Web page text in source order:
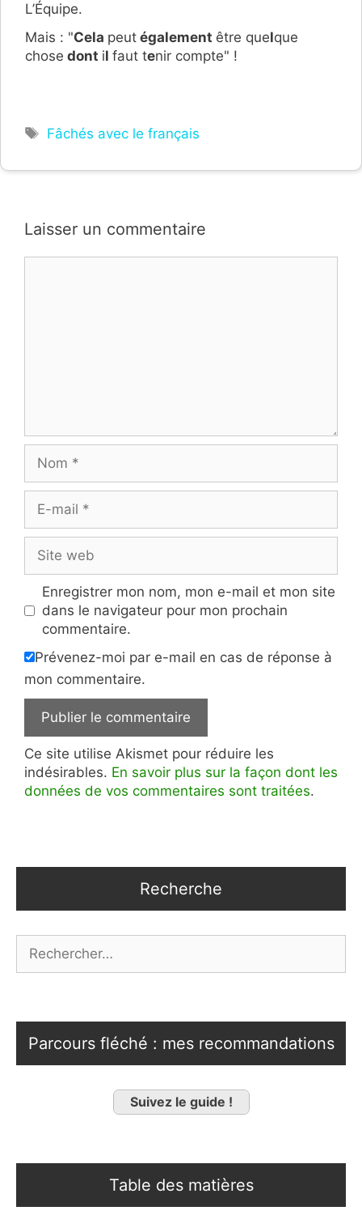
L’Équipe.
Mais : "Cela peut également être quelque
chose dont il faut tenir compte" !
Étiquettes
Fâchés avec le français
Laisser un commentaire
mail
web
Enregistrer mon nom, mon e-mail et mon site
dans le navigateur pour mon prochain
commentaire.
Prévenez-moi par e-mail en cas de réponse à
mon commentaire.
Ce site utilise Akismet pour réduire les
indésirables. En savoir plus sur la façon dont les
données de vos commentaires sont traitées.
Recherche
Parcours fléché : mes recommandations
Suivez le guide !
Table des matières